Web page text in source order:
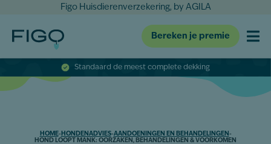
Figo Huisdierenverzekering, by AGILA
Bereken je premie
Standaard de meest complete dekking
HOME- HONDENADVIES-AANDOENINGEN EN BEHANDELINGEN -
HOND LOOPT MANK: OORZAKEN, BEHANDELINGEN & VOORKOMEN